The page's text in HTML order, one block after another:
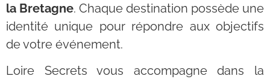
la Bretagne. Chaque destination possède une
identité unique pour répondre aux objectifs
de votre événement.
Loire Secrets vous accompagne dans la